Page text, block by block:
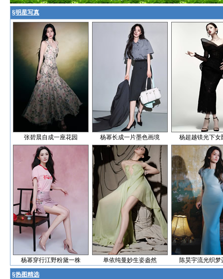
§明星写真
张碧晨自成一座花园 杨幂长成一片墨色画境 杨超越镁光下女
杨幂穿行江野粉黛一株 单依纯曼妙生姿盎然 陈昊宇流光织梦
§热图精选